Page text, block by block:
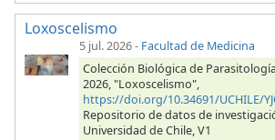
Loxoscelismo
5 jul. 2026- Facultad de Medicina
Colección Biológica de
2026, "Loxoscelismo",
https://doi.org/10.34691/UCHILE/
Repositorio de datos de
Universidad de Chile, V1